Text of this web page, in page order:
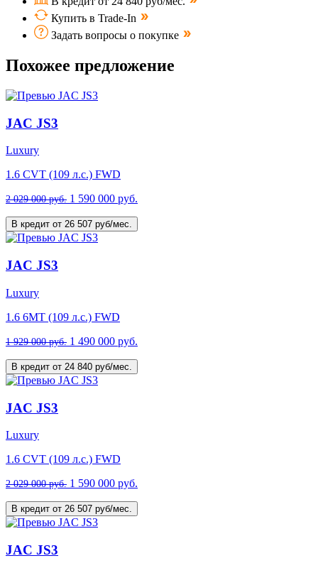
Купить в Trade-In
Задать вопросы о покупке
Похожее предложение
JAC JS3
Luxury
1.6 CVT (109 л.с.) FWD
2 029 000 руб. 1 590 000 руб.
В кредит от 26 507 руб/мес.
JAC JS3
Luxury
1.6 6MT (109 л.с.) FWD
1 929 000 руб. 1 490 000 руб.
В кредит от 24 840 руб/мес.
JAC JS3
Luxury
1.6 CVT (109 л.с.) FWD
2 029 000 руб. 1 590 000 руб.
В кредит от 26 507 руб/мес.
JAC JS3